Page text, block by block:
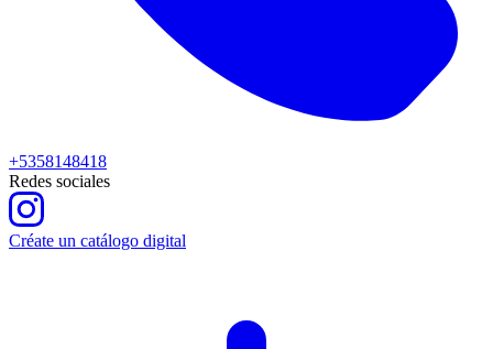
+5358148418
Redes sociales
Créate un catálogo digital